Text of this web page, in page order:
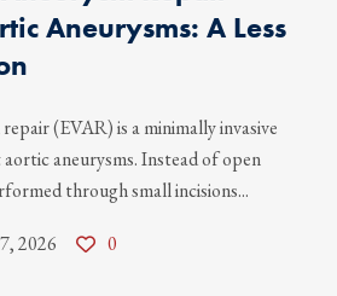
Aneurysms: A Less
(EVAR) is a minimally invasive
aneurysms. Instead of open
through small incisions...
2026 0